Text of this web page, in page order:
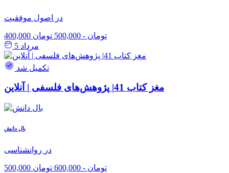
در اصول موفقیت
400,000 تومان - 500,000 تومان
مرداد 5
تکمیل شد
مغز کتاب 41| پژوهش‌های فلسفی | آنلاین
بال دانش
در روانشناسی
500,000 تومان - 600,000 تومان